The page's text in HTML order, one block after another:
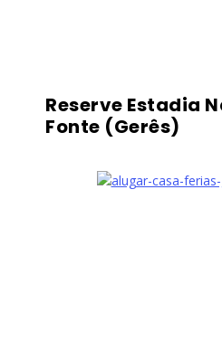
Reserve Estadia
Fonte (Gerês)